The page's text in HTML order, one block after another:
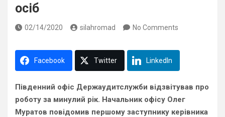
осіб
02/14/2020 silahromad No Comments
Facebook Twitter LinkedIn
Південний офіс Держаудитслужби відзвітував про
роботу за минулий рік. Начальник офісу Олег
Муратов повідомив першому заступнику керівника